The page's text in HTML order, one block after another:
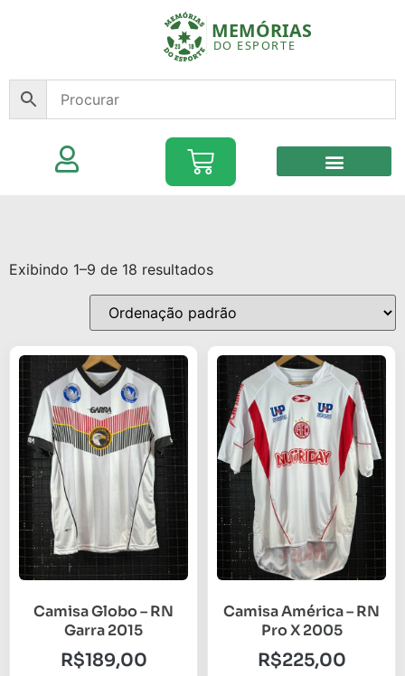
Exibindo 1–9 de 18 resultados
Camisa Globo – RN
Garra 2015
R$189,00
Camisa América – RN
Pro X 2005
R$225,00